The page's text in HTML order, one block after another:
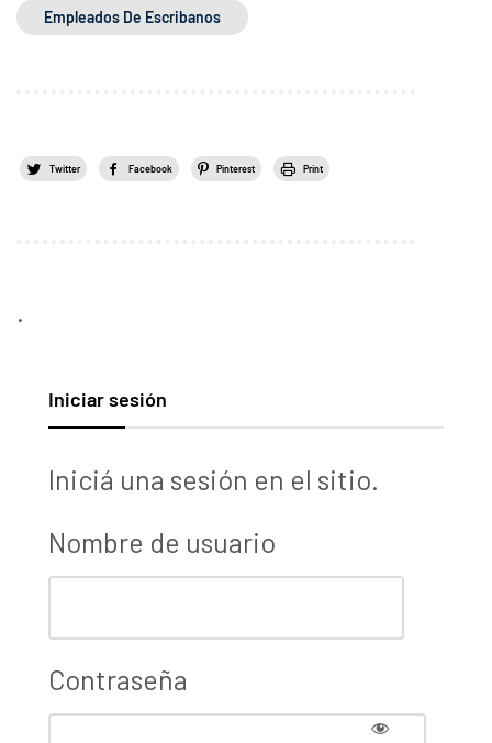
Empleados De Escribanos
Twitter Facebook Pinterest Print
.
Iniciar sesión
Iniciá una sesión en el sitio.
Nombre de usuario
Contraseña